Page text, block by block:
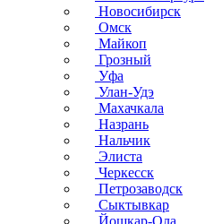
Новосибирск
Омск
Майкоп
Грозный
Уфа
Улан-Удэ
Махачкала
Назрань
Нальчик
Элиста
Черкесск
Петрозаводск
Сыктывкар
Йошкар-Ола